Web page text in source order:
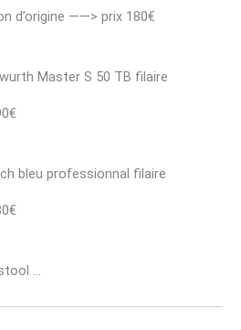
d’origine ——> prix 180€
Master S 50 TB filaire
bleu professionnal filaire
…